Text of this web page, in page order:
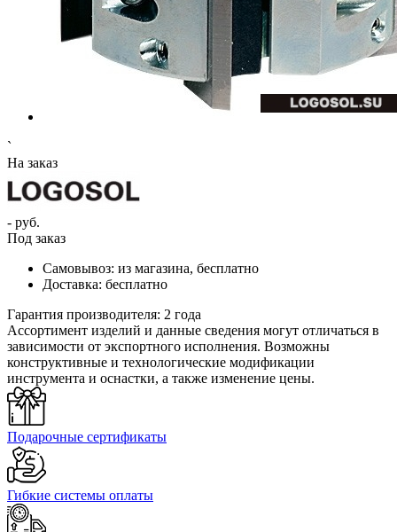
`
На заказ
- руб.
Под заказ
Самовывоз: из магазина, бесплатно
Доставка: бесплатно
Гарантия производителя: 2 года
Ассортимент изделий и данные сведения могут отличаться в
зависимости от экспортного исполнения. Возможны
конструктивные и технологические модификации
инструмента и оснастки, а также изменение цены.
Подарочные сертификаты
Гибкие системы оплаты